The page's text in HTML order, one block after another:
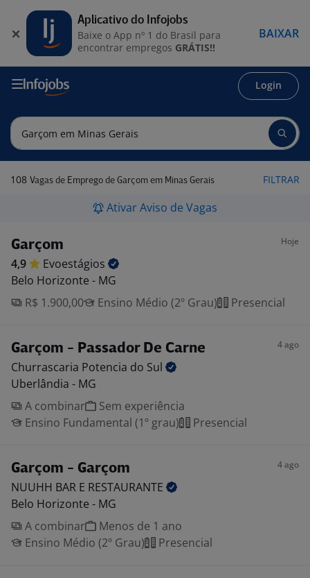
Login
108 Vagas de Emprego de Garçom em Minas Gerais FILTRAR
Ativar Aviso de Vagas
Garçom Hoje
4,9
Evoestágios
Belo Horizonte - MG
R$ 1.900,00
Ensino Médio (2º Grau) Presencial
Garçom - Passador De Carne 4 ago
Churrascaria Potencia do Sul
Uberlândia - MG
A combinar
Sem experiência
Ensino Fundamental (1º grau)
Presencial
Garçom - Garçom 4 ago
NUUHH BAR E RESTAURANTE
Belo Horizonte - MG
A combinar
Menos de 1 ano
Ensino Médio (2º Grau)
Presencial
Aplicativo do Infojobs
Baixe o App nº 1 do Brasil para
encontrar empregos GRÁTIS!!
BAIXAR